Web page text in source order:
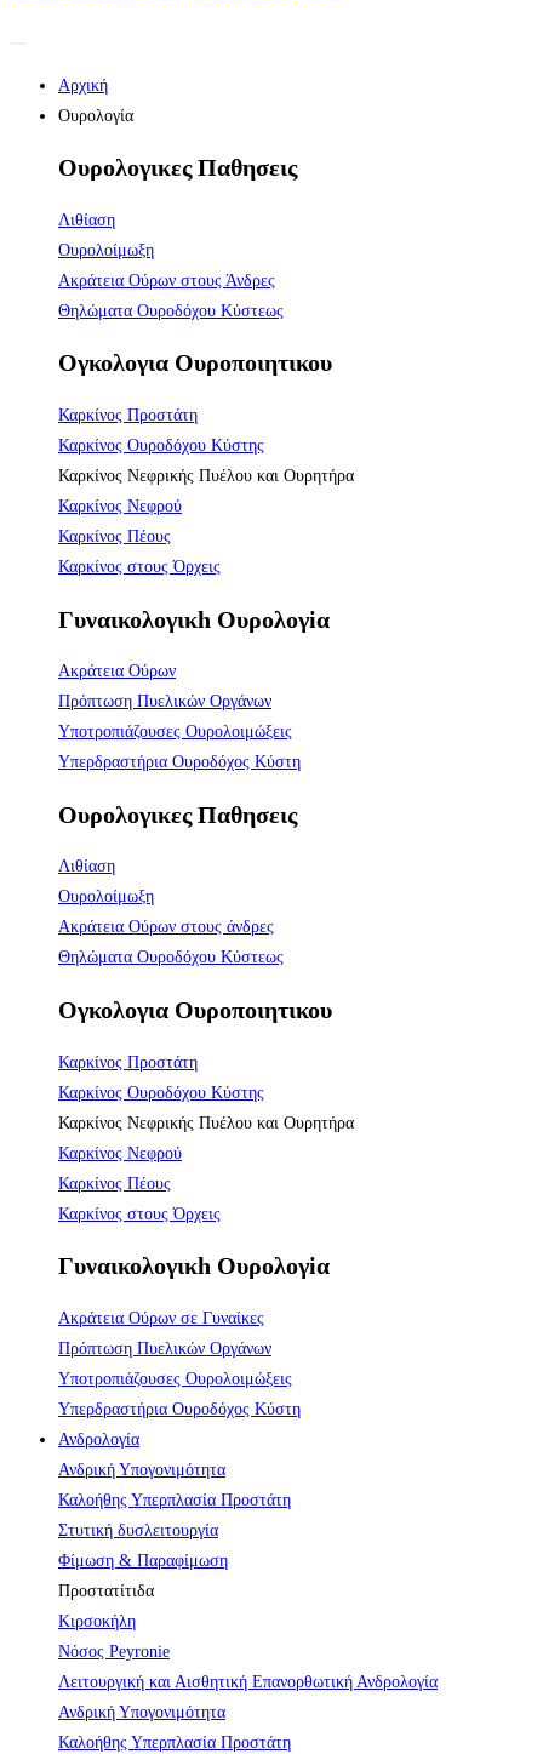
Αρχική
Ουρολογία
Ουρολογικες Παθησεις
Λιθίαση
Ουρολοίμωξη
Ακράτεια Ούρων στους Άνδρες
Θηλώματα Ουροδόχου Κύστεως
Ογκολογια Ουροποιητικου
Καρκίνος Προστάτη
Καρκίνος Ουροδόχου Κύστης
Καρκίνος Νεφρικής Πυέλου και Ουρητήρα
Καρκίνος Νεφρού
Καρκίνος Πέους
Καρκίνος στους Όρχεις
Γυναικολογικh Ουρολογiα
Aκράτεια Ούρων
Πρόπτωση Πυελικών Οργάνων
Υποτροπιάζουσες Ουρολοιμώξεις
Υπερδραστήρια Ουροδόχος Κύστη
Ουρολογικες Παθησεις
Λιθίαση
Ουρολοίμωξη
Ακράτεια Ούρων στους άνδρες
Θηλώματα Ουροδόχου Κύστεως
Ογκολογια Ουροποιητικου
Καρκίνος Προστάτη
Καρκίνος Ουροδόχου Κύστης
Καρκίνος Νεφρικής Πυέλου και Ουρητήρα
Καρκίνος Νεφρού
Καρκίνος Πέους
Καρκίνος στους Όρχεις
Γυναικολογικh Ουρολογiα
Ακράτεια Ούρων σε Γυναίκες
Πρόπτωση Πυελικών Οργάνων
Υποτροπιάζουσες Ουρολοιμώξεις
Υπερδραστήρια Ουροδόχος Κύστη
Ανδρολογία
Ανδρική Υπογονιμότητα
Καλοήθης Υπερπλασία Προστάτη
Στυτική δυσλειτουργία
Φίμωση & Παραφίμωση
Προστατίτιδα
Κιρσοκήλη
Νόσος Peyronie
Λειτουργική και Αισθητική Επανορθωτική Ανδρολογία
Ανδρική Υπογονιμότητα
Καλοήθης Υπερπλασία Προστάτη